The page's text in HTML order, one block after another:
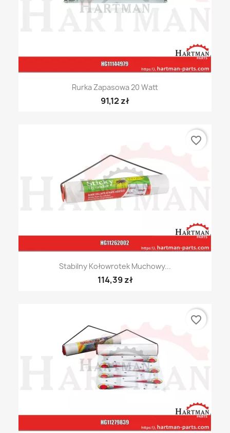
Rurka Zapasowa 20 Watt
91,12 zł
Stabilny Kołowrotek Muchowy...
114,39 zł
favorite_border
favorite_border